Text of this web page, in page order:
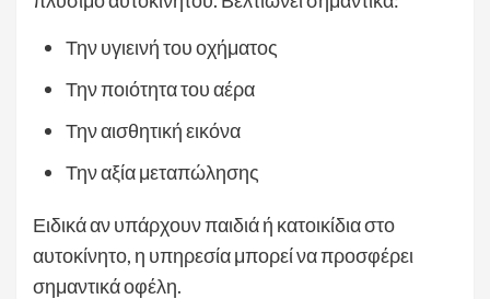
Την υγιεινή του οχήματος
Την ποιότητα του αέρα
Την αισθητική εικόνα
Την αξία μεταπώλησης
Ειδικά αν υπάρχουν παιδιά ή κατοικίδια στο
αυτοκίνητο, η υπηρεσία μπορεί να προσφέρει
σημαντικά οφέλη.